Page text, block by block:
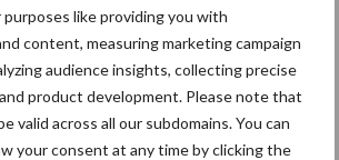
like providing you with
content, measuring marketing campaign
audience insights, collecting precise
product development. Please note that
valid across all our subdomains. You can
your consent at any time by clicking the
Graan oogsten